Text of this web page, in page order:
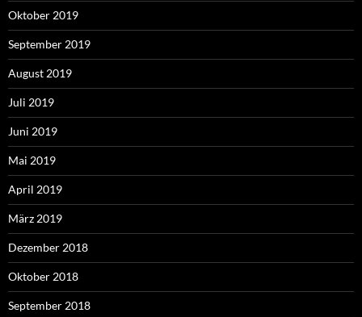
Oktober 2019
September 2019
August 2019
Juli 2019
Juni 2019
Mai 2019
April 2019
März 2019
Dezember 2018
Oktober 2018
September 2018